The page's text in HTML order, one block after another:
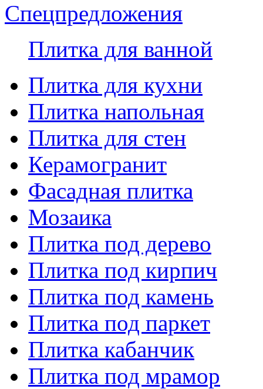
Спецпредложения
Плитка для ванной
Плитка для кухни
Плитка напольная
Плитка для стен
Керамогранит
Фасадная плитка
Мозаика
Плитка под дерево
Плитка под кирпич
Плитка под камень
Плитка под паркет
Плитка кабанчик
Плитка под мрамор